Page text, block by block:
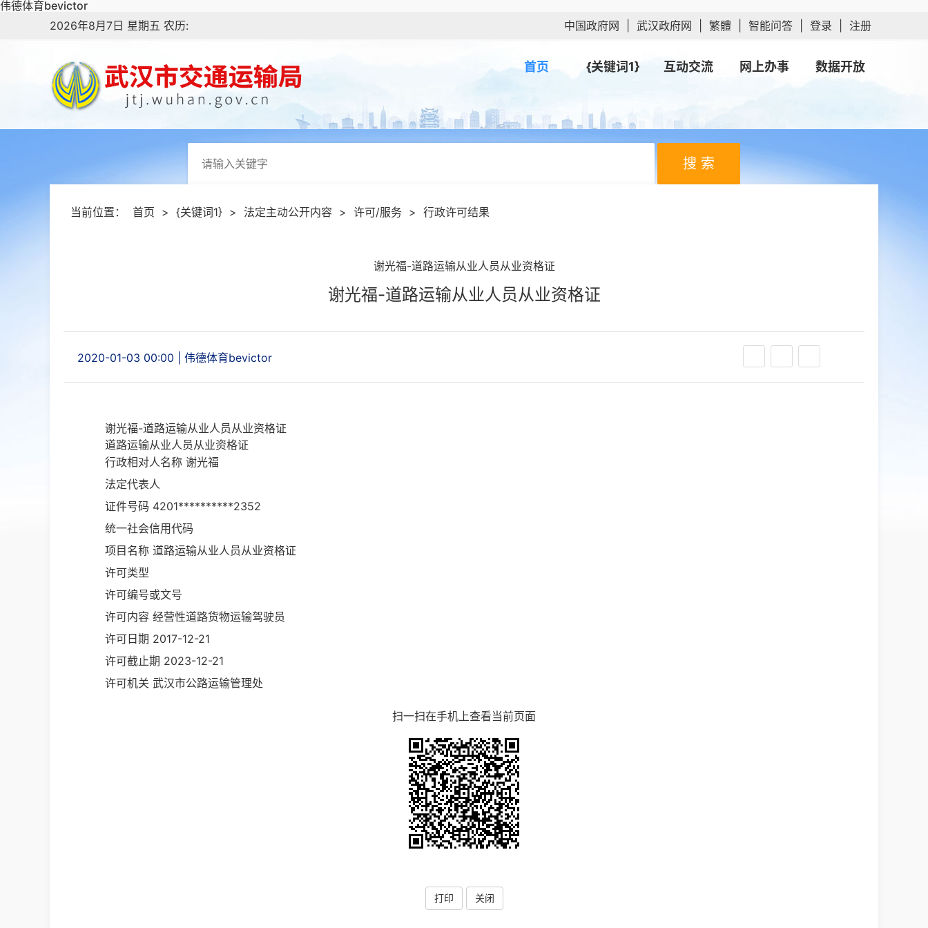
伟德体育bevictor
2026年8月7日 星期五 农历:
中国政府网 武汉政府网 繁體 智能问答 登录 注册
首页 {关键词1} 互动交流 网上办事 数据开放
搜 索
当前位置： 首页 > {关键词1} > 法定主动公开内容 > 许可/服务 > 行政许可结果
谢光福-道路运输从业人员从业资格证
谢光福-道路运输从业人员从业资格证
2020-01-03 00:00 伟德体育bevictor
谢光福-道路运输从业人员从业资格证
道路运输从业人员从业资格证
行政相对人名称 谢光福
法定代表人
证件号码 4201**********2352
统一社会信用代码
项目名称 道路运输从业人员从业资格证
许可类型
许可编号或文号
许可内容 经营性道路货物运输驾驶员
许可日期 2017-12-21
许可截止期 2023-12-21
许可机关 武汉市公路运输管理处
扫一扫在手机上查看当前页面
打印 关闭